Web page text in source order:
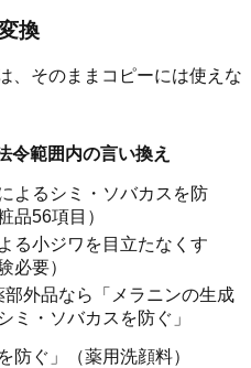
換
、そのままコピーには使えな
令範囲内の言い換え
よるシミ・ソバカスを防
品56項目）
る小ジワを目立たなくす
必要）
部外品なら「メラニンの生成
ミ・ソバカスを防ぐ」
防ぐ」（薬用洗顔料）